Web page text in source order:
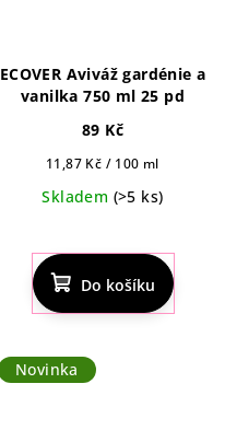
ECOVER Aviváž gardénie a
vanilka 750 ml 25 pd
89 Kč
Měrná
11,87 Kč / 100 ml
Skladem (>5 ks)
Do košíku
Novinka